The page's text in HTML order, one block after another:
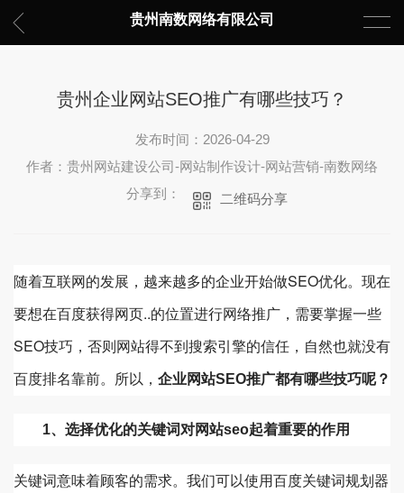
贵州南数网络有限公司
贵州企业网站SEO推广有哪些技巧？
发布时间：2026-04-29
作者：贵州网站建设公司-网站制作设计-网站营销-南数网络
分享到：
二维码分享
随着互联网的发展，越来越多的企业开始做SEO优化。现在
要想在百度获得网页..的位置进行网络推广，需要掌握一些
SEO技巧，否则网站得不到搜索引擎的信任，自然也就没有
百度排名靠前。所以， 企业网站SEO推广都有哪些技巧呢？
1、选择优化的关键词对网站seo起着重要的作用
关键词意味着顾客的需求。我们可以使用百度关键词规划器